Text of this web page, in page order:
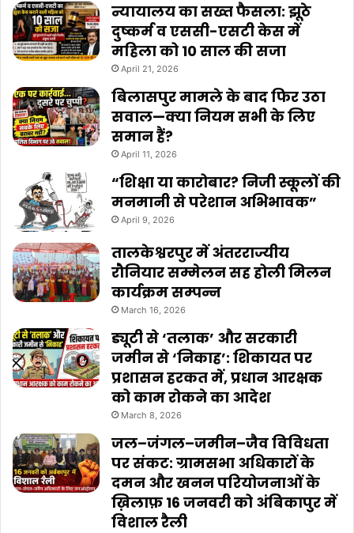
न्यायालय का सख्त फैसला: झूठे
दुष्कर्म व एससी-एसटी केस में
महिला को 10 साल की सजा
April 21, 2026
बिलासपुर मामले के बाद फिर उठा
सवाल—क्या नियम सभी के लिए
समान हैं?
April 11, 2026
“शिक्षा या कारोबार? निजी स्कूलों की
मनमानी से परेशान अभिभावक”
April 9, 2026
तालकेश्वरपुर में अंतरराज्यीय
रौनियार सम्मेलन सह होली मिलन
कार्यक्रम सम्पन्न
March 16, 2026
ड्यूटी से ‘तलाक’ और सरकारी
जमीन से ‘निकाह’: शिकायत पर
प्रशासन हरकत में, प्रधान आरक्षक
को काम रोकने का आदेश
March 8, 2026
जल–जंगल–जमीन–जैव विविधता
पर संकट: ग्रामसभा अधिकारों के
दमन और खनन परियोजनाओं के
ख़िलाफ़ 16 जनवरी को अंबिकापुर में
विशाल रैली